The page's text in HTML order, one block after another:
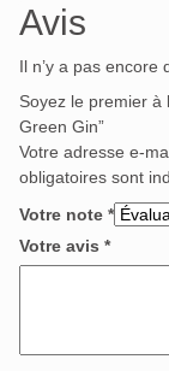
Avis
Il n’y a pas encore
Soyez le premier à
Green Gin”
Votre adresse e-
obligatoires sont
Votre note *
Votre avis *